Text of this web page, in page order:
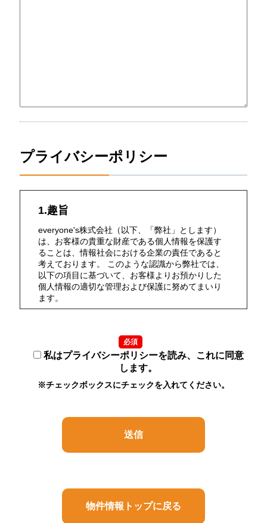
プライバシーポリシー
1.趣旨
everyone's株式会社（以下、「弊社」とします）
は、お客様の貴重な財産である個人情報を保護す
ることは、情報社会における企業の責任であると
考えております。 このような認識から弊社では、
以下の項目に基づいて、お客様よりお預かりした
個人情報の適切な管理および保護に努めてまいり
ます。
個人情報とは、氏名・生年月日・性別・電話番
号・メールアドレス・勤務先・依頼内容等、個人
に関する情報で、これらのうち1つ又は2つ以上を
ることができるものをいいます。
3.利用目的
（1） お客様よりお預かりした個人情報は弊社内
（ハ）弊社のサービス内容をお知らせするため
（ニ）サービス内容を向上させる目的で事例分析
必須
私はプライバシーポリシーを読み、これに同意
します。
※チェックボックスにチェックを入れてください。
物件情報トップに戻る